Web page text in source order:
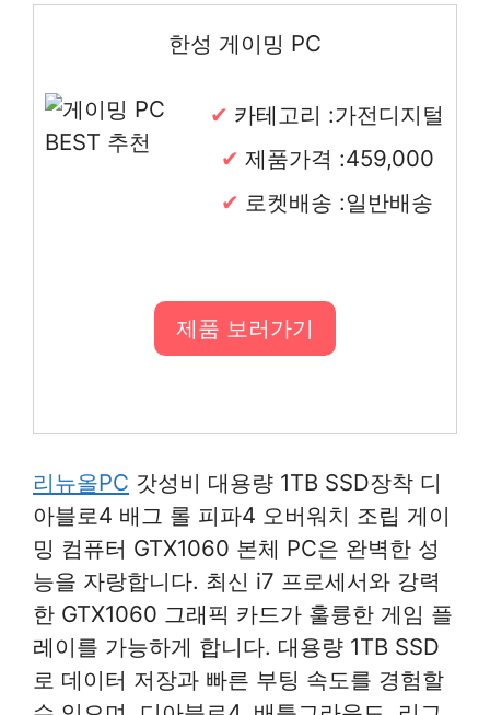
한성 게이밍 PC
카테고리 :가전디지털
제품가격 :459,000
로켓배송 :일반배송
제품 보러가기
리뉴올PC 갓성비 대용량 1TB SSD장착 디
아블로4 배그 롤 피파4 오버워치 조립 게이
밍 컴퓨터 GTX1060 본체 PC은 완벽한 성
능을 자랑합니다. 최신 i7 프로세서와 강력
한 GTX1060 그래픽 카드가 훌륭한 게임 플
레이를 가능하게 합니다. 대용량 1TB SSD
로 데이터 저장과 빠른 부팅 속도를 경험할